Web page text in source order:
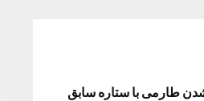
طارمی با ستاره سابق